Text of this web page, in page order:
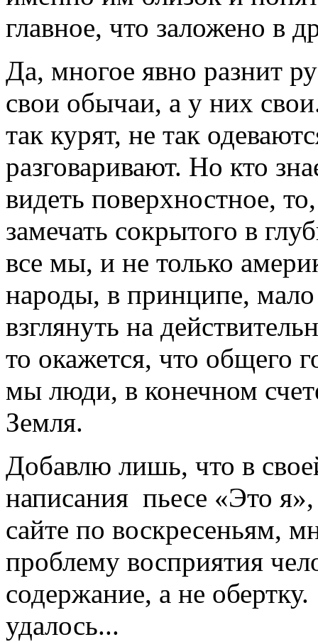
главное, что заложено в
Да, многое явно разнит
свои обычаи, а у них
так курят, не так
разговаривают. Но кто
видеть поверхностное,
замечать сокрытого в
все мы, и не только
народы, в принципе,
взглянуть на
то окажется, что общего
мы люди, в конечном
Земля.
Добавлю лишь, что в
написания пьесе «Это я»,
сайте по воскресеньям,
проблему восприятия
содержание, а не
удалось...